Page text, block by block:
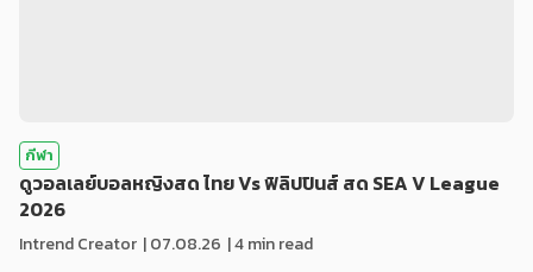
กีฬา
ดูวอลเลย์บอลหญิงสด ไทย Vs ฟิลิปปินส์ สด SEA V League
2026
Intrend Creator |07.08.26 | 4 min read